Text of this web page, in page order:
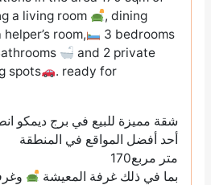
a living room
, dining
room,
3 bedrooms
and 2 private
spots
. ready for
شقة مميزة للبيع في برج ديمكو
أحد أفضل المواقع في المنطقة
متر مربع170
بما في ذلك غرفة المعيشة